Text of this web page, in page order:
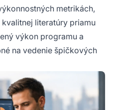
metrikách,
literatúry priamu
výkon programu a
na vedenie špičkových